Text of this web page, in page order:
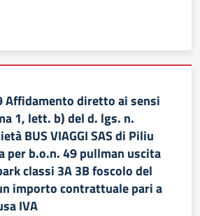
Affidamento diretto ai sensi
1, lett. b) del d. lgs. n.
BUS VIAGGI SAS di Piliu
per b.o.n. 49 pullman uscita
classi 3A 3B foscolo del
importo contrattuale pari a
IVA